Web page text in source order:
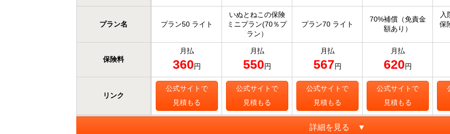
プラン名 プラン50 ライト
いぬとねこの保険
ミニプラン(70％プ
ラン）
プラン70 ライト
70%補償（免責金
額あり）
入
保
保険料
月払
360円
月払
550円
月払
567円
月払
620円
リンク
公式サイトで
見積もる
公式サイトで
見積もる
公式サイトで
見積もる
公式サイトで
見積もる
詳細を見る ▼